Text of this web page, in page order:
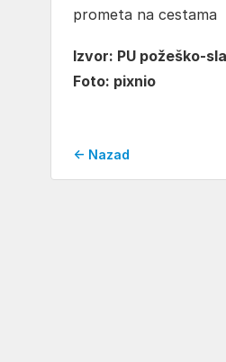
prometa na cestama
Izvor: PU požeško-
Foto: pixnio
← Nazad